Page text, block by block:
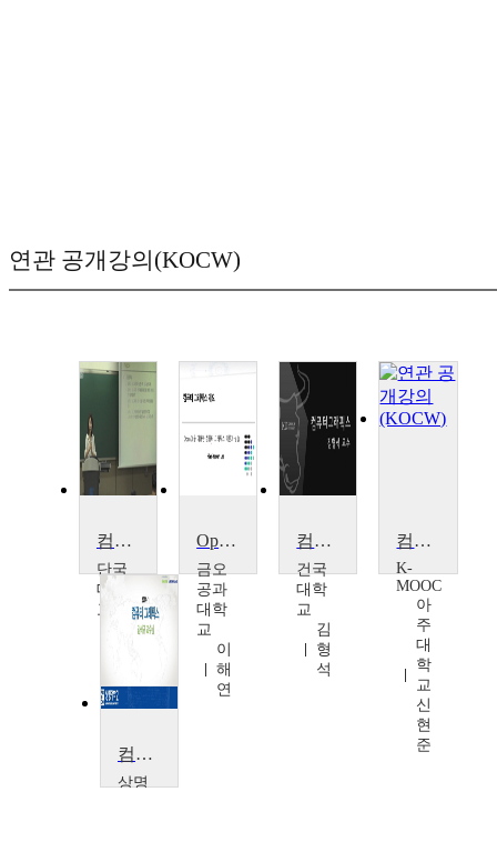
연관 공개강의(KOCW)
컴퓨터그래픽스
단국
대학
교
OpenGL을 이용한 컴퓨터그래픽스 이론과 실습
금오
공과
대학
교
이
해
연
컴퓨터그래픽스
건국
대학
교
김
형
석
컴퓨터그래픽스
K-
MOOC
아
주
대
학
교
신
현
준
컴퓨터 그래픽스
상명